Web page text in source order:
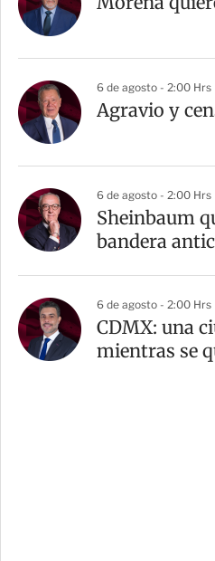
6 de agosto - 2:00 Hrs
Agravio y
6 de agosto - 2:00 Hrs
Sheinbaum
bandera
6 de agosto - 2:00 Hrs
CDMX: una
mientras se